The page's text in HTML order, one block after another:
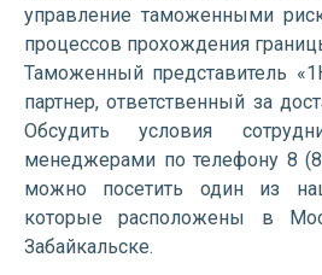
управление таможенными
процессов прохождения
Таможенный представитель
партнер, ответственный за
Обсудить условия
менеджерами по телефону 8
можно посетить один из
которые расположены в
Забайкальске.